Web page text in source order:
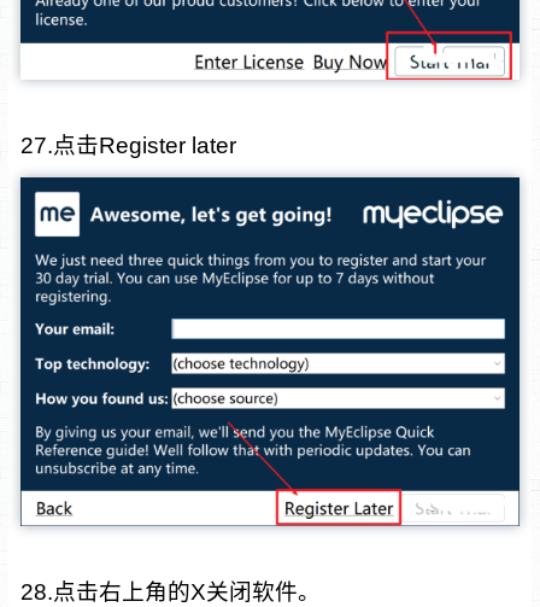
27.点击Register later
28.点击右上角的X关闭软件。